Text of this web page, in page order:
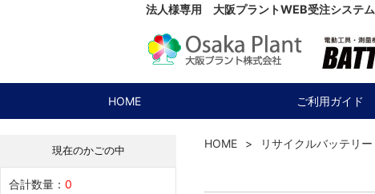
法人様専用 大阪プラントWEB受注システム
HOME ご利用ガイド
現在のかごの中
合計数量： 0
HOME リサイクルバッテリー